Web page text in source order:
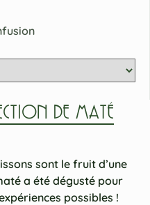
DE MATÉ
sont le fruit d’une
a été dégusté pour
possibles !